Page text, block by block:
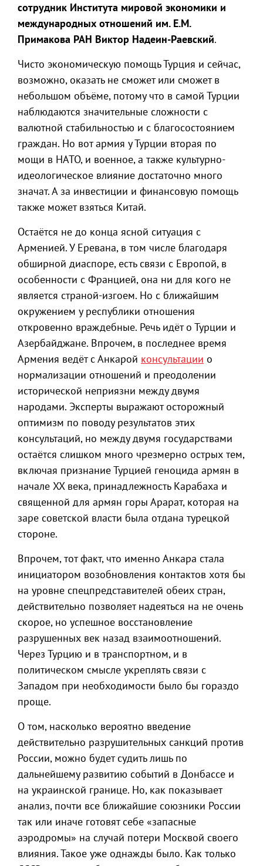
сотрудник Института мировой экономики и
международных отношений им. Е.М.
Примакова РАН Виктор Надеин-Раевский.
Чисто экономическую помощь Турция и сейчас,
возможно, оказать не сможет или сможет в
небольшом объёме, потому что в самой Турции
наблюдаются значительные сложности с
валютной стабильностью и с благосостоянием
граждан. Но вот армия у Турции вторая по
мощи в НАТО, и военное, а также культурно-
идеологическое влияние достаточно много
значат. А за инвестиции и финансовую помощь
также может взяться Китай.
Остаётся не до конца ясной ситуация с
Арменией. У Еревана, в том числе благодаря
обширной диаспоре, есть связи с Европой, в
особенности с Францией, она ни для кого не
является страной-изгоем. Но с ближайшим
окружением у республики отношения
откровенно враждебные. Речь идёт о Турции и
Азербайджане. Впрочем, в последнее время
Армения ведёт с Анкарой консультации о
нормализации отношений и преодолении
исторической неприязни между двумя
народами. Эксперты выражают осторожный
оптимизм по поводу результатов этих
консультаций, но между двумя государствами
остаётся слишком много чрезмерно острых тем,
включая признание Турцией геноцида армян в
начале XX века, принадлежность Карабаха и
священной для армян горы Арарат, которая на
заре советской власти была отдана турецкой
стороне.
Впрочем, тот факт, что именно Анкара стала
инициатором возобновления контактов хотя бы
на уровне спецпредставителей обеих стран,
действительно позволяет надеяться на не очень
скорое, но успешное восстановление
разрушенных век назад взаимоотношений.
Через Турцию и в транспортном, и в
политическом смысле укреплять связи с
Западом при необходимости было бы гораздо
проще.
О том, насколько вероятно введение
действительно разрушительных санкций против
России, можно будет судить лишь по
дальнейшему развитию событий в Донбассе и
на украинской границе. Но, как показывает
анализ, почти все ближайшие союзники России
так или иначе готовят себе «запасные
аэродромы» на случай потери Москвой своего
влияния. Такое уже однажды было. Как только